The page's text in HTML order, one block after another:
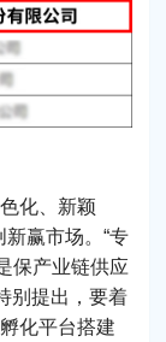
化、新颖
赢市场。“专
保产业链供应
别提出，要着
化平台搭建